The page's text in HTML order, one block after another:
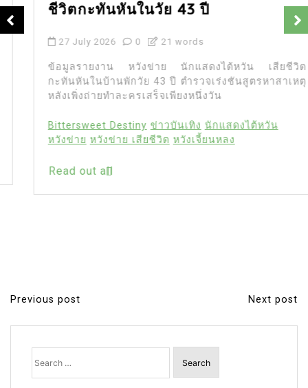
ชีวิตกะทันหันในวัย 43 ปี
27 July 2026 0 21 words
ข้อมูลรายงาน หวังข่าย นักแสดงไต้หวัน เสียชีวิต
กะทันหันในบ้านพักวัย 43 ปี ตำรวจเร่งชันสูตรหาสาเหตุ
หลังเพิ่งถ่ายทำละครเสร็จเพียงหนึ่งวัน
Bittersweet Destiny ข่าวบันเทิง นักแสดงไต้หวัน
หวังข่าย หวังข่าย เสียชีวิต หวังเจี้ยนหลง
Read out all
P
o
Previous post Next post
Search
for: